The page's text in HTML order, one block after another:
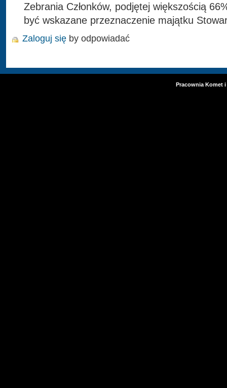
Zebrania Członków, podjętej większością
być wskazane przeznaczenie majątku
Zaloguj się by odpowiadać
Pracownia Komet